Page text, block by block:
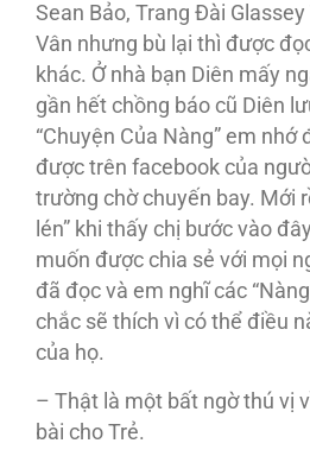
Sean Bảo, Trang Đài
Vân nhưng bù lại thì được
khác. Ở nhà bạn Diên mấy
gần hết chồng báo cũ Diên
“Chuyện Của Nàng” em
được trên facebook của
trường chờ chuyến bay. Mới
lén” khi thấy chị bước vào
muốn được chia sẻ với mọi
đã đọc và em nghĩ các
chắc sẽ thích vì có thể điều
của họ.
– Thật là một bất ngờ thú vị
bài cho Trẻ.